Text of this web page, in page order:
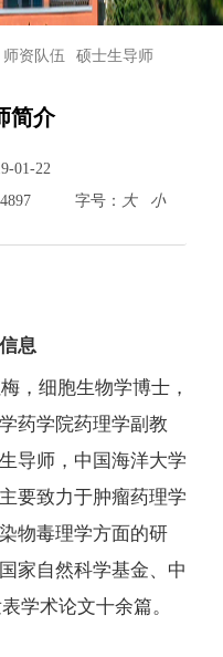
师资队伍 硕士生导师
简介
01-22
4897 字号： 大 小
息
，细胞生物学博士，
药学院药理学副教
导师，中国海洋大学
要致力于肿瘤药理学
物毒理学方面的研
家自然科学基金、中
学术论文十余篇。